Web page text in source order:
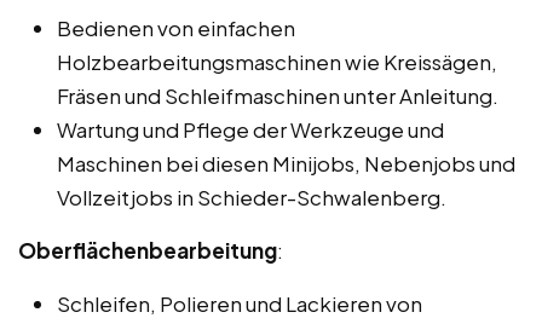
Bedienen von einfachen
Holzbearbeitungsmaschinen wie Kreissägen,
Fräsen und Schleifmaschinen unter Anleitung.
Wartung und Pflege der Werkzeuge und
Maschinen bei diesen Minijobs, Nebenjobs und
Vollzeitjobs in Schieder-Schwalenberg.
Oberflächenbearbeitung:
Schleifen, Polieren und Lackieren von